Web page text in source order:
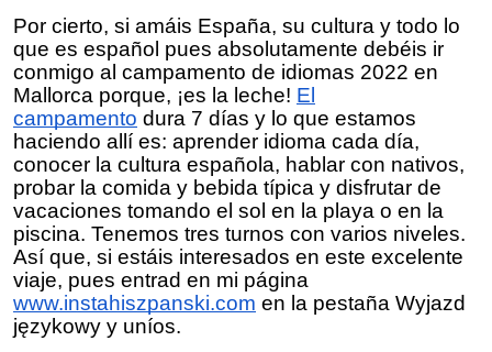
Por cierto, si amáis España, su cultura y todo lo
que es español pues absolutamente debéis ir
conmigo al campamento de idiomas 2022 en
Mallorca porque, ¡es la leche! El
campamento dura 7 días y lo que estamos
haciendo allí es: aprender idioma cada día,
conocer la cultura española, hablar con nativos,
probar la comida y bebida típica y disfrutar de
vacaciones tomando el sol en la playa o en la
piscina. Tenemos tres turnos con varios niveles.
Así que, si estáis interesados en este excelente
viaje, pues entrad en mi página
www.instahiszpanski.com en la pestaña Wyjazd
językowy y uníos.